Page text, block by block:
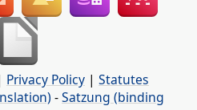
Privacy Policy | Statutes
-Satzung (binding